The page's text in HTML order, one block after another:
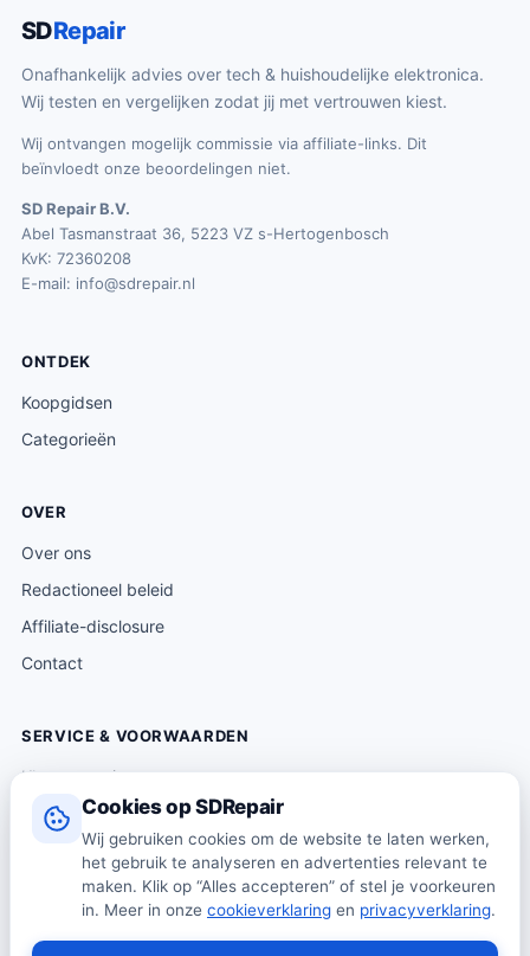
Cookies op SDRepair
Wij gebruiken cookies om de website te laten werken,
het gebruik te analyseren en advertenties relevant te
maken. Klik op “Alles accepteren” of stel je voorkeuren
in. Meer in onze cookieverklaring en privacyverklaring.
SDRepair
Onafhankelijk advies over tech & huishoudelijke elektronica.
Wij testen en vergelijken zodat jij met vertrouwen kiest.
Wij ontvangen mogelijk commissie via affiliate-links. Dit
beïnvloedt onze beoordelingen niet.
SD Repair B.V.
Abel Tasmanstraat 36, 5223 VZ s-Hertogenbosch
KvK: 72360208
E-mail: info@sdrepair.nl
ONTDEK
Koopgidsen
Categorieën
OVER
Over ons
Redactioneel beleid
Affiliate-disclosure
Contact
SERVICE & VOORWAARDEN
Klantenservice
Verzending & levering
Retourneren
Algemene voorwaarden